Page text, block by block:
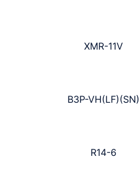
XMR-11V
B3P-VH(LF)(SN)
R14-6